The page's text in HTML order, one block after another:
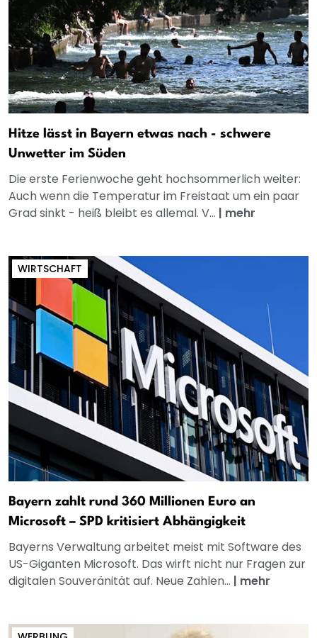
Hitze lässt in Bayern etwas nach - schwere
Unwetter im Süden
Die erste Ferienwoche geht hochsommerlich weiter:
Auch wenn die Temperatur im Freistaat um ein paar
Grad sinkt - heiß bleibt es allemal. V... | mehr
WIRTSCHAFT
Bayern zahlt rund 360 Millionen Euro an
Microsoft – SPD kritisiert Abhängigkeit
Bayerns Verwaltung arbeitet meist mit Software des
US-Giganten Microsoft. Das wirft nicht nur Fragen zur
digitalen Souveränität auf. Neue Zahlen... | mehr